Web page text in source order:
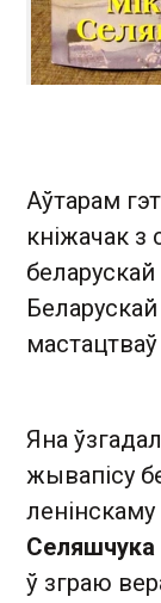
Аўтарам
кніжачак з
мастацтваў
Яна
жывапісу
Селяшчука
ў зграю